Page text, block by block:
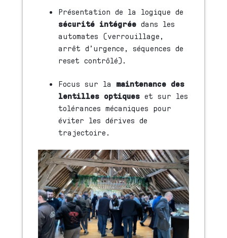
Présentation de la logique de
sécurité intégréedans les
automates (verrouillage,
arrêt d’urgence, séquences de
reset contrôlé).
Focus sur la maintenance des
lentilles optiqueset sur les
tolérances mécaniques pour
éviter les dérives de
trajectoire.